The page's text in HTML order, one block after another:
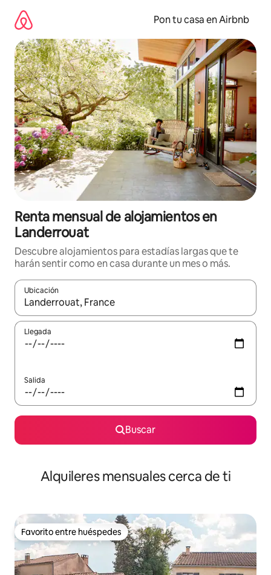
contenido
Pon tu casa en Airbnb
Renta mensual de alojamientos en
Landerrouat
Descubre alojamientos para estadías largas que te
harán sentir como en casa durante un mes o más.
Ubicación
Cuando los resultados estén disponibles, navega con las
Llegada
Salida
Buscar
Alquileres mensuales cerca de ti
Favorito entre huéspedes
Favorito entre huéspedes